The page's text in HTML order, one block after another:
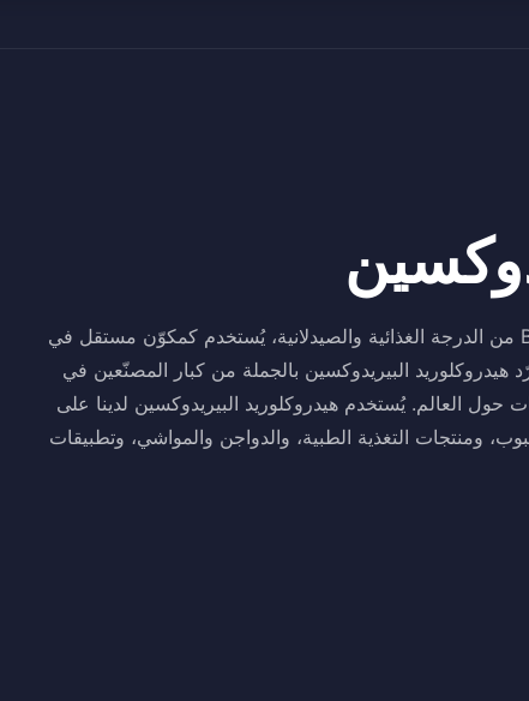
هيدروكلوريد البيريدوكسين هو ملح الهيدروكلوريد لفيتامين B6 من الدرجة الغذائية والصيدلانية، يُستخدم كمكوّن مستقل في
هيدروكلوريد البيريدوكسين بالجملة من كبار المصنّعين في
العالم. يُستخدم هيدروكلوريد البيريدوكسين لدينا على
ومنتجات التغذية الطبية، والدواجن والمواشي، وتطبيقات